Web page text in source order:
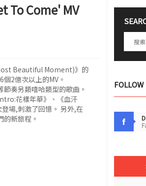
To Come' MV
Beautiful Moment)》的
2億次以上的MV。
奏另類嘻哈類型的歌曲。
花樣年華》、《血汗
場,刺激了回憶。 另外,在
新旅程。
FOLLOW